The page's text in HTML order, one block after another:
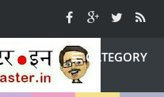
CATEGORY